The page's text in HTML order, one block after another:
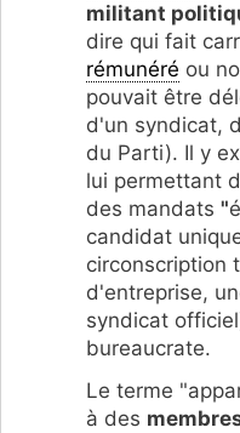
militant
dire qui fait
rémunéré ou
pouvait être
d'un syndicat,
du Parti). Il y
lui permettant
des mandats "
candidat
circonscription
d'entreprise,
syndicat
bureaucrate.
Le terme
à des